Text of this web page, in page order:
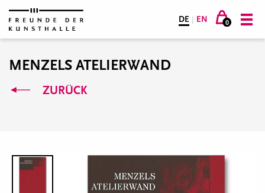
DE | EN 0
MENZELS ATELIERWAND
ZURÜCK